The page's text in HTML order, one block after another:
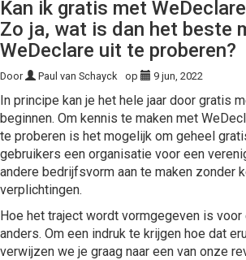
Kan ik gratis met
Zo ja, wat is dan het beste
WeDeclare uit te proberen?
Door Paul van Schayck op 9 jun, 2022
In principe kan je het hele jaar door gratis
beginnen. Om kennis te maken met
te proberen is het mogelijk om geheel
gebruikers een organisatie voor een
andere bedrijfsvorm aan te maken zonder
verplichtingen.
Hoe het traject wordt vormgegeven is
anders. Om een indruk te krijgen hoe dat
verwijzen we je graag naar een van onze